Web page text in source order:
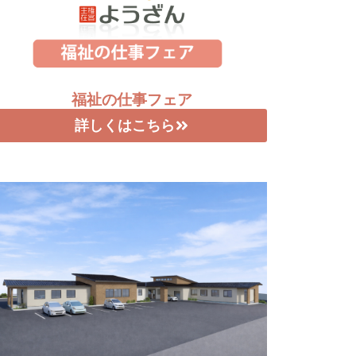
福祉の仕事フェア
詳しくはこちら